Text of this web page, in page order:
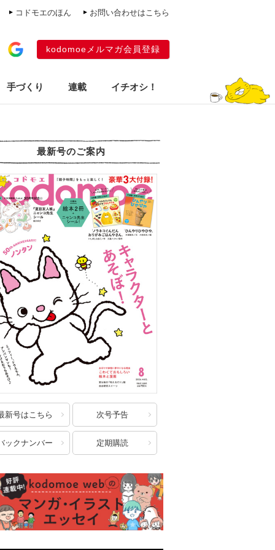
コドモエのほん お問い合わせはこちら
kodomoeメルマガ会員登録
手づくり 連載 イチオシ！
最新号のご案内
新号はこちら 次号予告
ックナンバー 定期購読